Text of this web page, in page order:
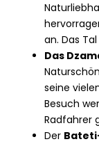
an. Das
Das
seine
Besuch
Radfahrer
Der